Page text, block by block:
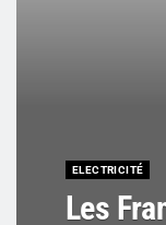
ELECTRICITÉ
Les